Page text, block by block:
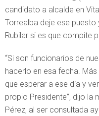
candidato a alcalde en
Torrealba deje ese
Rubilar si es que compite
“Si son funcionarios de
hacerlo en esa fecha.
que esperar a ese día y
propio Presidente”, dijo la
Pérez, al ser consultada